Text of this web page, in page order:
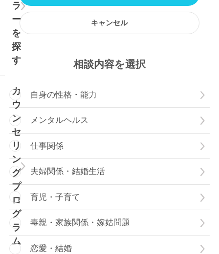
ラ
ー
を
探
す
カ
ウ
ン
セ
リ
ン
グ
プ
ロ
グ
ラ
ム
キャンセル
相談内容を選択
自身の性格・能力
メンタルヘルス
仕事関係
夫婦関係・結婚生活
育児・子育て
毒親・家族関係・嫁姑問題
恋愛・結婚